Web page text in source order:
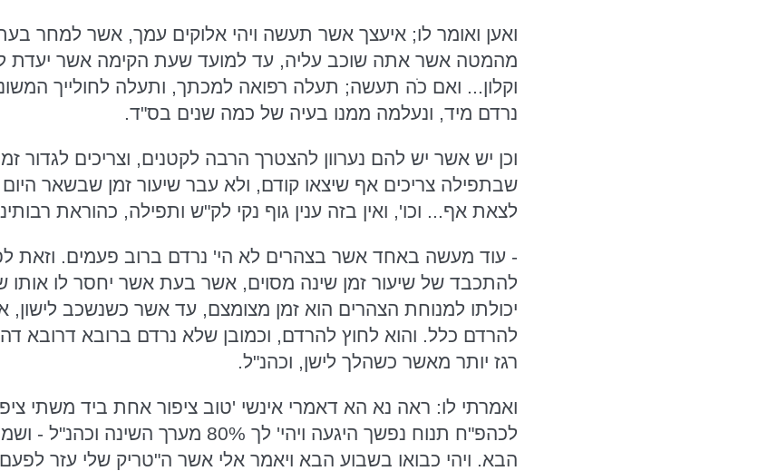
ואען ואומר לו; איעצך אשר תעשה ויהי אלוקים עמך, אשר למחר
מהמטה אשר אתה שוכב עליה, עד למועד שעת הקימה אשר יעדת
וקלון... ואם כֹה תעשה; תעלה רפואה למכתך, ותעלה לחולייך
נרדם מיד, ונעלמה ממנו בעיה של כמה שנים בס"ד.
וכן יש אשר יש להם נערוון להצטרך הרבה לקטנים, וצריכים לגדור
שבתפילה צריכים אף שיצאו קודם, ולא עבר שיעור זמן שבשאר
לצאת אף... וכו', ואין בזה ענין גוף נקי לק"ש ותפילה, כהוראת
- עוד מעשה באחד אשר בצהרים לא הי' נרדם ברוב פעמים. וזאת
להתכבד של שיעור זמן שינה מסוים, אשר בעת אשר יחסר לו אותו
יכולתו למנוחת הצהרים הוא זמן מצומצם, עד אשר כשנשכב לישון,
להרדם כלל. והוא לחוץ להרדם, וכמובן שלא נרדם ברובא דרובא
רגז יותר מאשר כשהלך לישן, וכהנ"ל.
ואמרתי לו: ראה נא הא דאמרי אינשי 'טוב ציפור אחת ביד משתי
לכהפ"ח תנוח נפשך היגעה ויהי' לך
הבא. ויהי כבואו בשבוע הבא ויאמר אלי אשר ה"טריק שלי עזר